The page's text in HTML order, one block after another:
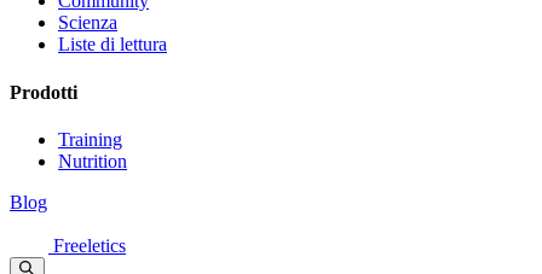
Scienza
Liste di lettura
Prodotti
Training
Nutrition
Blog
Freeletics